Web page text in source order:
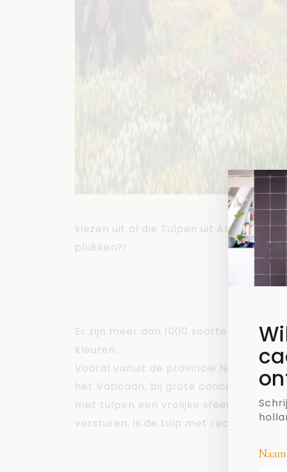
Naam
kiezen uit al die Tulpen uit
plukken?!
Nederlands
Er zijn meer dan 1000 soorten tulpen.
kleuren.
Vooral vanuit de provincie Noord-
het Vaticaan, bij grote concerten,
met tulpen een vrolijke sfeer. Omdat
versturen, is de tulp met recht een